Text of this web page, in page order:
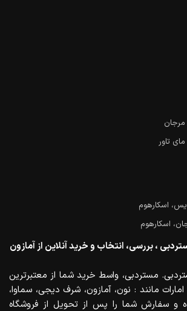
مرجان
تاور
، بررسی، انتخاب و خرید آنلاین از آمازون
مستردبی، واسط خرید شما از معتبرترین
مانند : نون، آمازون، شرف دیجی، سماوا،
و سفارش شما را پس از تحویل از فروشگاه